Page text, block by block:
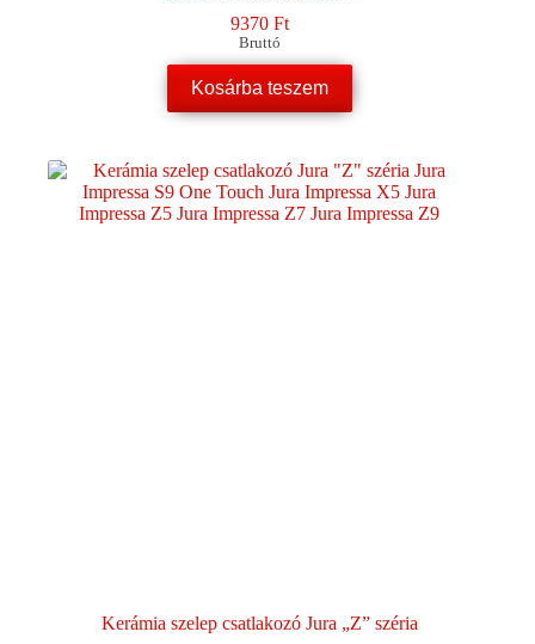
9370 Ft
Bruttó
Kosárba teszem
Kerámia szelep csatlakozó Jura „Z” széria